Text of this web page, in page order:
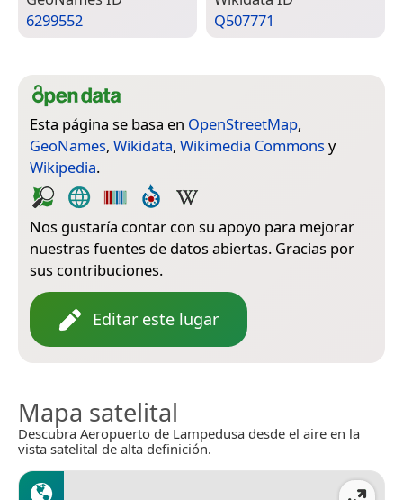
6299552
Q507771
Esta página se basa en OpenStreetMap,
GeoNames, Wikidata, Wikimedia Commons y
Wikipedia.
Nos gustaría contar con su apoyo para mejorar
nuestras fuentes de datos abiertas. Gracias por
sus contribuciones.
Editar este lugar
Mapa satelital
Descubra Aeropuerto de Lampedusa desde el aire en la
vista satelital de alta definición.